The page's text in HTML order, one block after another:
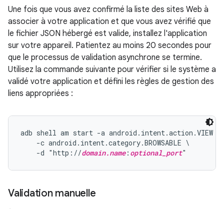
Une fois que vous avez confirmé la liste des sites Web à
associer à votre application et que vous avez vérifié que
le fichier JSON hébergé est valide, installez l'application
sur votre appareil. Patientez au moins 20 secondes pour
que le processus de validation asynchrone se termine.
Utilisez la commande suivante pour vérifier si le système a
validé votre application et défini les règles de gestion des
liens appropriées :
adb shell am start -a android.intent.action.VIEW \
    -c android.intent.category.BROWSABLE \
    -d "http://
domain.name: optional_port
Validation manuelle